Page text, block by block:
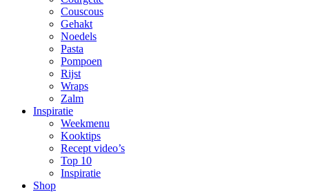
Couscous
Gehakt
Noedels
Pasta
Pompoen
Rijst
Wraps
Zalm
Inspiratie
Weekmenu
Kooktips
Recept video’s
Top 10
Inspiratie
Shop